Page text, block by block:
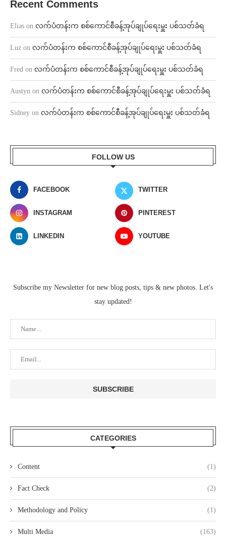
Recent Comments
Elias on လက်ပံတန်းက စစ်ကောင်စီခန့်အုပ်ချုပ်ရေးမှူး ပစ်သတ်ခံရ
Luz on လက်ပံတန်းက စစ်ကောင်စီခန့်အုပ်ချုပ်ရေးမှူး ပစ်သတ်ခံရ
Fred on လက်ပံတန်းက စစ်ကောင်စီခန့်အုပ်ချုပ်ရေးမှူး ပစ်သတ်ခံရ
Austyn on လက်ပံတန်းက စစ်ကောင်စီခန့်အုပ်ချုပ်ရေးမှူး ပစ်သတ်ခံရ
Sidney on လက်ပံတန်းက စစ်ကောင်စီခန့်အုပ်ချုပ်ရေးမှူး ပစ်သတ်ခံရ
FOLLOW US
FACEBOOK TWITTER
INSTAGRAM PINTEREST
LINKEDIN YOUTUBE
Subscribe my Newsletter for new blog posts, tips & new photos. Let's
stay updated!
CATEGORIES
Content (1)
Fact Check (2)
Methodology and Policy (1)
Multi Media (163)